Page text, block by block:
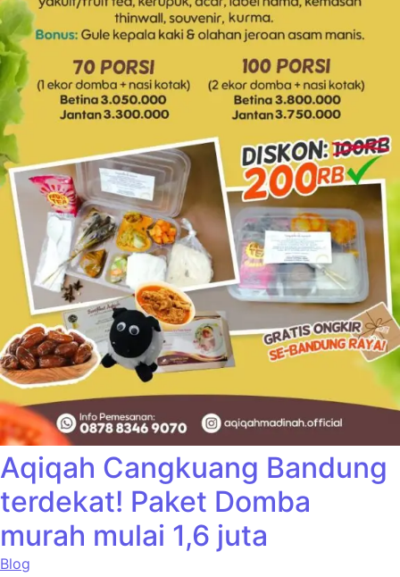
Aqiqah Cangkuang Bandung
terdekat! Paket Domba
murah mulai 1,6 juta
Blog